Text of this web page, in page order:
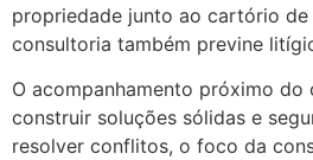
propriedade junto ao cartório
consultoria também previne
O acompanhamento próximo do
construir soluções sólidas e
resolver conflitos, o foco da